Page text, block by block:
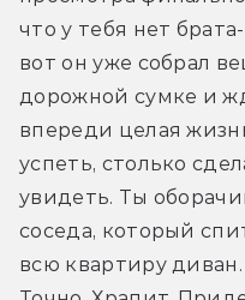
что у тебя нет
вот он уже собрал
дорожной сумке и
впереди целая
успеть, столько
увидеть. Ты
соседа, который
всю квартиру